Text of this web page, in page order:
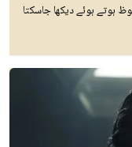
ہوتے ہوئے دیکھا جاسکتا